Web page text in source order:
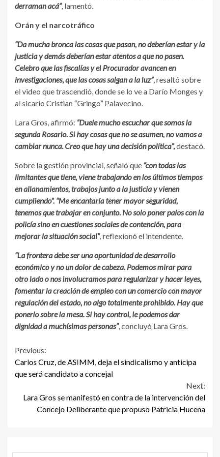
derraman acá”, lamentó.
Orán y el narcotráfico
“Da mucha bronca las cosas que pasan, no deberían estar y la
justicia y demás deberían estar atentos a que no pasen.
Celebro que las fiscalías y el Procurador avancen en
investigaciones, que las cosas salgan a la luz”, resaltó sobre
el video que trascendió, donde se lo ve a Darío Monges y
al sicario Cristian “Gringo” Palavecino.
Lara Gros, afirmó: “Duele mucho escuchar que somos la
segunda Rosario. Si hay cosas que no se asumen, no vamos a
cambiar nunca. Creo que hay una decisión política”,destacó.
Sobre la gestión provincial, señaló que “con todas las
limitantes que tiene, viene trabajando en los últimos tiempos
en allanamientos, trabajos junto a la justicia y vienen
cumpliendo”. “Me encantaría tener mayor seguridad,
tenemos que trabajar en conjunto. No solo poner palos con la
policía sino en cuestiones sociales de contención, para
mejorar la situación social”, reflexionó el intendente.
“La frontera debe ser una oportunidad de desarrollo
económico y no un dolor de cabeza. Podemos mirar para
otro lado o nos involucramos para regularizar y hacer leyes,
fomentar la creación de empleo con un comercio con mayor
regulación del estado, no algo totalmente prohibido. Hay que
ponerlo sobre la mesa. Si hay control, le podemos dar
dignidad a muchísimas personas”, concluyó Lara Gros.
Continue
Reading
Previous:
Carlos Cruz, de ASIMM, deja el sindicalismo y anticipa
que será candidato a concejal
Next:
Lara Gros se manifestó en contra de la intervención del
Concejo Deliberante que propuso Patricia Hucena